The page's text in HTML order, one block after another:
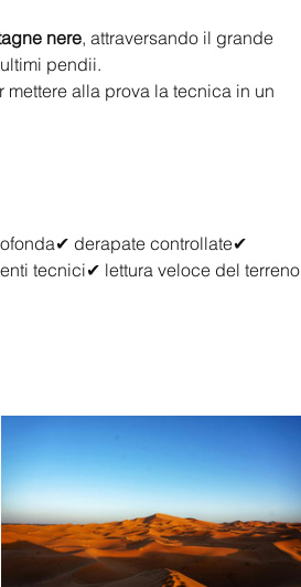
nere, attraversando il grande
pendii.
alla prova la tecnica in un
derapate controllate✔
tecnici✔ lettura veloce del terreno